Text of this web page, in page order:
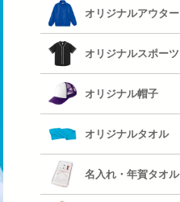
オリジナルアウター
オリジナルスポーツ
オリジナル帽子
オリジナルタオル
名入れ・年賀タオル